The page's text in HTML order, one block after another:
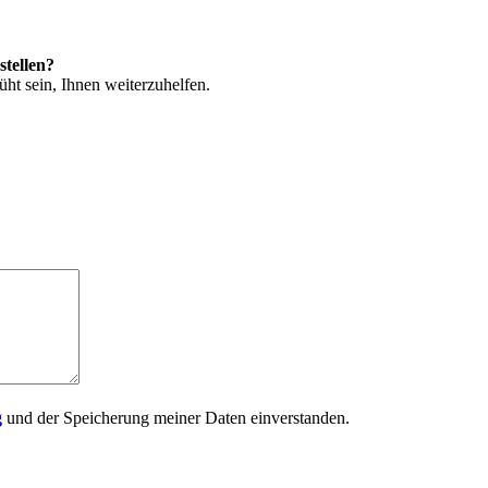
sein, Ihnen weiterzuhelfen.
und der Speicherung meiner Daten einverstanden.